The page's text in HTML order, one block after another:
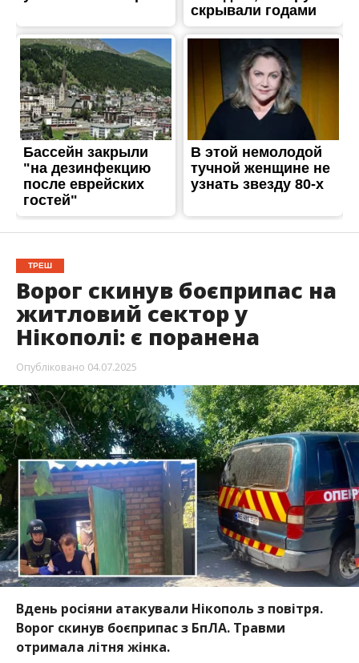
ТРЕШ
Ворог скинув боєприпас на
житловий сектор у
Нікополі: є поранена
Опубліковано04.07.2025
Вдень росіяни атакували Нікополь з повітря.
Ворог скинув боєприпас з БпЛА. Травми
отримала літня жінка.
Про це повідомляєІнформаторіз посиланням на
ДСНС України в Дніпропетровській області.
4 липня під час ворожої атаки по житловому
сектору травми отримала жінка, яка перебувала у
Надзвичайники надали жінці першу домедичну
допомогу, евакуювали з місця події та передали